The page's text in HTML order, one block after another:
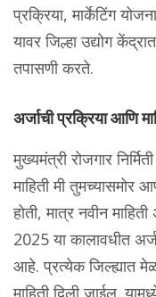
प्रक्रिया, मार्केटिंग
यावर जिल्हा उद्योग
तपासणी करते.
अर्जाची प्रक्रिया आणि
मुख्यमंत्री रोजगार
माहिती मी तुमच्यासमोर
होती, मात्र नवीन
2025 या कालावधीत
आहे. प्रत्येक जिल्ह्यात